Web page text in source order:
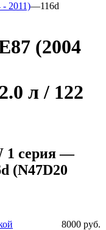
- 2011)—116d
(2004
л / 122
1 серия —
(N47D20
8000 руб.